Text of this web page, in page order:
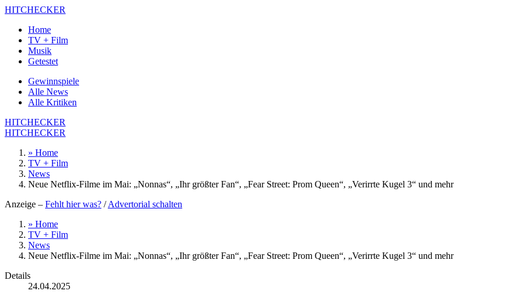
HITCHECKER
Home
TV + Film
Musik
Getestet
Gewinnspiele
Alle News
Alle Kritiken
HITCHECKER
HITCHECKER
» Home
TV + Film
News
Neue Netflix-Filme im Mai: „Nonnas“, „Ihr größter Fan“, „Fear Street: Prom Queen“, „Verirrte Kugel 3“ und mehr
Anzeige – Fehlt hier was? /Advertorial schalten
» Home
TV + Film
News
Neue Netflix-Filme im Mai: „Nonnas“, „Ihr größter Fan“, „Fear Street: Prom Queen“, „Verirrte Kugel 3“ und mehr
Details
24.04.2025